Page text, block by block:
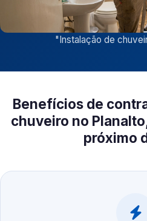
"Instalação de
Benefícios de
chuveiro no
próximo